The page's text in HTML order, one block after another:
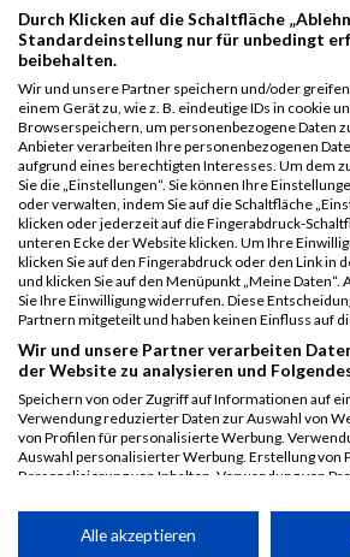
Are you ready to beat the citys
Schlamm und Sonnenschein
auf der Donausinsel
Durch Klicken auf die Schaltfläche
Standardeinstellung nur für unbedingt
beibehalten.
Wir und unsere Partner speichern und/oder
einem Gerät zu, wie z. B. eindeutige IDs in cookie
Browserspeichern, um personenbezogene Daten
Anbieter verarbeiten Ihre personenbezogenen
aufgrund eines berechtigten Interesses. Um dem
Sie die „Einstellungen“. Sie können Ihre
oder verwalten, indem Sie auf die Schaltfläche
klicken oder jederzeit auf die Fingerabdruck-
unteren Ecke der Website klicken. Um Ihre
klicken Sie auf den Fingerabdruck oder den Link in
und klicken Sie auf den Menüpunkt „Meine Daten“.
Sie Ihre Einwilligung widerrufen. Diese
Partnern mitgeteilt und haben keinen Einfluss auf
Wir und unsere Partner verarbeiten
der Website zu analysieren und
Speichern von oder Zugriff auf Informationen auf
Verwendung reduzierter Daten zur Auswahl von
von Profilen für personalisierte Werbung.
Auswahl personalisierter Werbung. Erstellung von
Personalisierung von Inhalten. Verwendung von
Performance von Inhalten. Analyse von
Kombinationen von Daten aus verschiedenen
Alle akzeptieren